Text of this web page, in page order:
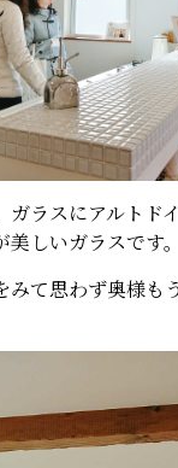
ガラスにアルトド
しいガラスです。
みて思わず奥様も